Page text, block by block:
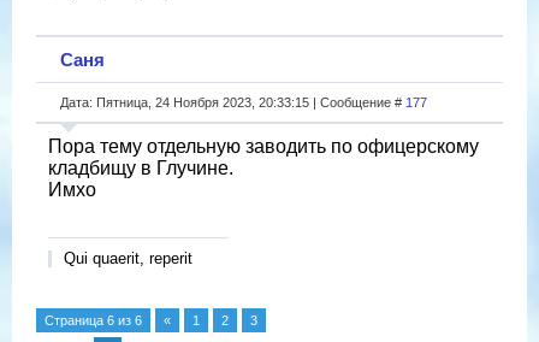
Саня
Дата: Пятница, 24 Ноября 2023, 20:33:15 | Сообщение # 177
Пора тему отдельную заводить по офицерскому
кладбищу в Глучине.
Имхо
Qui quaerit, reperit
Страница 6 из 6 « 1 2 3